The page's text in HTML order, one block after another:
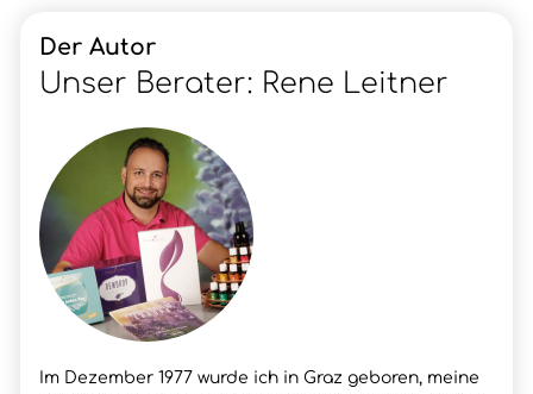
Der Autor
Unser Berater: Rene Leitner
Im Dezember 1977 wurde ich in Graz geboren, meine